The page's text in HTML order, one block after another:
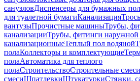
санузловДиспенсеры для бумажных
для туалетной бумагиКанализация
вантузыПрочистные машиныТрубы,
канализацииТрубы, фитинги наружной
канализационныеТеплый пол водяной
полаКоллекторы и комплектующие
полаАвтоматика для теплого
полаСтроительствоСтроительные
смесиШпатлевкиШтукатуркиСтяжки,